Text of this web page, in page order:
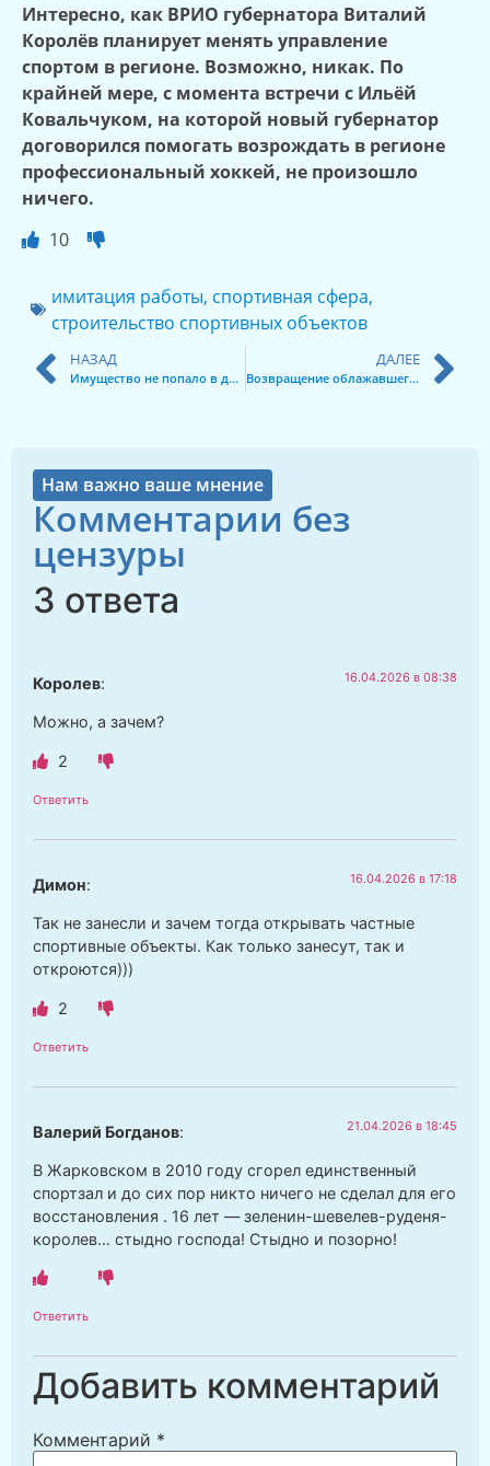
Интересно, как ВРИО губернатора Виталий
Королёв планирует менять управление
спортом в регионе. Возможно, никак. По
крайней мере, с момента встречи с Ильёй
Ковальчуком, на которой новый губернатор
договорился помогать возрождать в регионе
профессиональный хоккей, не произошло
ничего.
10
имитация работы, спортивная сфера,
строительство спортивных объектов
НАЗАД
Имущество не попало в доходы
ДАЛЕЕ
Возвращение облажавшегося Белорусова
Нам важно ваше мнение
Комментарии без
цензуры
3 ответа
Королев: 16.04.2026 в 08:38
Можно, а зачем?
2
Ответить
Димон: 16.04.2026 в 17:18
Так не занесли и зачем тогда открывать частные
спортивные объекты. Как только занесут, так и
откроются)))
2
Ответить
Валерий Богданов: 21.04.2026 в 18:45
В Жарковском в 2010 году сгорел единственный
спортзал и до сих пор никто ничего не сделал для его
восстановления . 16 лет — зеленин-шевелев-руденя-
королев… стыдно господа! Стыдно и позорно!
Ответить
Добавить комментарий
Комментарий *